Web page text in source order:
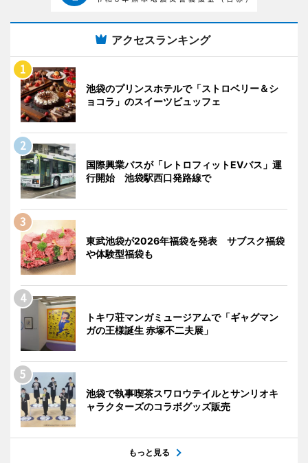
アクセスランキング
池袋のプリンスホテルで「ストロベリー＆シ
ョコラ」のスイーツビュッフェ
国際興業バスが「レトロフィットEVバス」運
行開始 池袋駅西口発路線で
東武池袋が2026年福袋を発表 サブスク福袋
や体験型福袋も
トキワ荘マンガミュージアムで「ギャグマン
ガの王様誕生 赤塚不二夫展」
池袋で執事喫茶スワロウテイルとサンリオキ
ャラクターズのコラボグッズ販売
もっと見る